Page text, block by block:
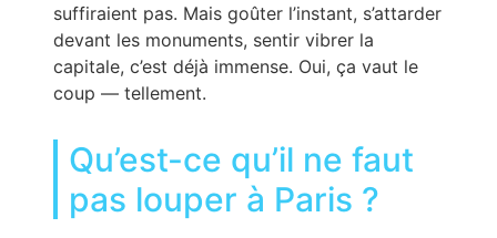
suffiraient pas. Mais goûter l’instant, s’attarder
devant les monuments, sentir vibrer la
capitale, c’est déjà immense. Oui, ça vaut le
coup — tellement.
Qu’est-ce qu’il ne faut
pas louper à Paris ?